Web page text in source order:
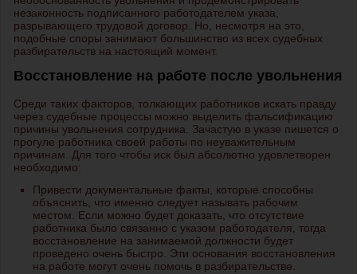
незаконность подписанного работодателем указа,
разрывающего трудовой договор. Но, несмотря на это,
подобные споры занимают большинство из всех судебных
разбирательств на настоящий момент.
Восстановление на работе после увольнения
Среди таких факторов, толкающих работников искать правду
через судебные процессы можно выделить фальсификацию
причины увольнения сотрудника. Зачастую в указе пишется о
прогуле работника своей работы по неуважительным
причинам. Для того чтобы иск был абсолютно удовлетворен
необходимо:
Привести документальные факты, которые способны
объяснить, что именно следует называть рабочим
местом. Если можно будет доказать, что отсутствие
работника было связанно с указом работодателя, тогда
восстановление на занимаемой должности будет
проведено очень быстро. Эти основания восстановления
на работе могут очень помочь в разбирательстве.